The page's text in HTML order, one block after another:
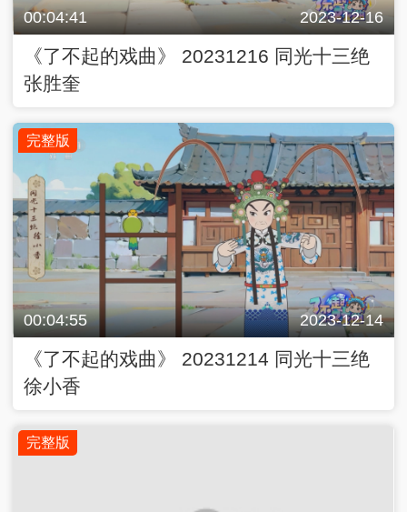
00:04:41 2023-12-16
《了不起的戏曲》 20231216 同光十三绝
张胜奎
完整版
00:04:55 2023-12-14
《了不起的戏曲》 20231214 同光十三绝
徐小香
完整版